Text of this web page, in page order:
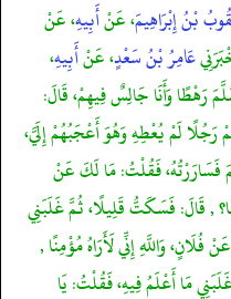
بْنُ إِبْرَاهِيمَ، عَنْأَبِيهِ، عَنْ
عَامِرُ بْنُ سَعْدٍ، عَنْأَبِيهِ،
رَهْطًا وَأَنَا جَالِسٌ فِيهِمْ، قَالَ:
رَجُلًا لَمْ يُعْطِهِ وَهُوَ أَعْجَبُهُمْ إِلَيَّ،
فَسَارَرْتُهُ، فَقُلْتُ: مَا لَكَ عَنْ
, قَالَ: فَسَكَتُّ قَلِيلًا، ثُمَّ غَلَبَنِي
وَاللَّهِ إِنِّي لَأَرَاهُ مُؤْمِنًا ,
مَا أَعْلَمُ فِيهِ، فَقُلْتُ: يَا